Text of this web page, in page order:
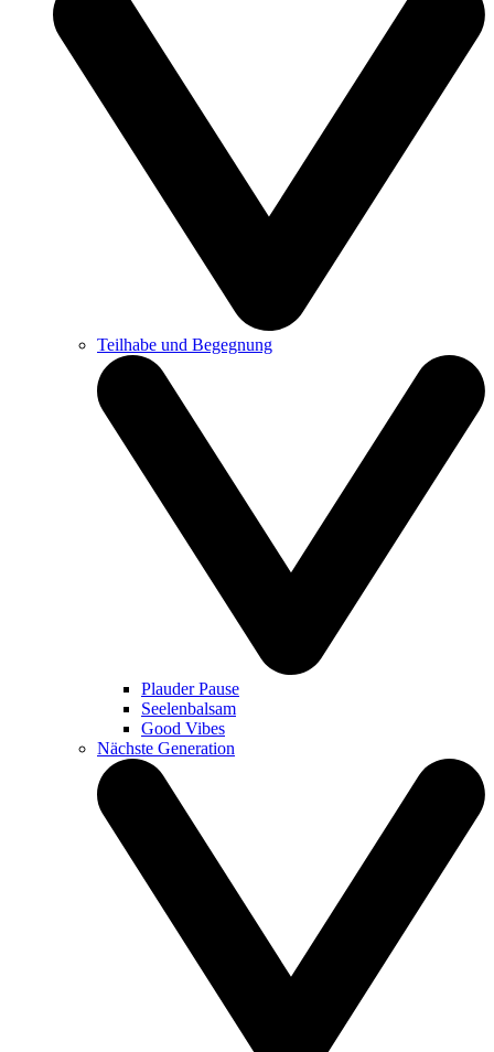
Teilhabe und Begegnung
Plauder Pause
Seelenbalsam
Good Vibes
Nächste Generation